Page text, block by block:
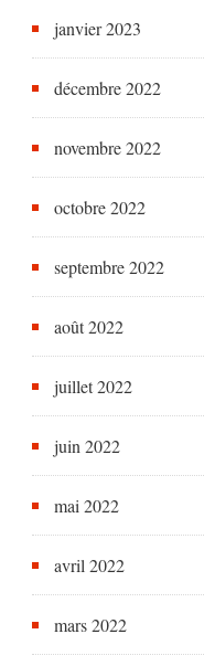
janvier 2023
décembre 2022
novembre 2022
octobre 2022
septembre 2022
août 2022
juillet 2022
juin 2022
mai 2022
avril 2022
mars 2022